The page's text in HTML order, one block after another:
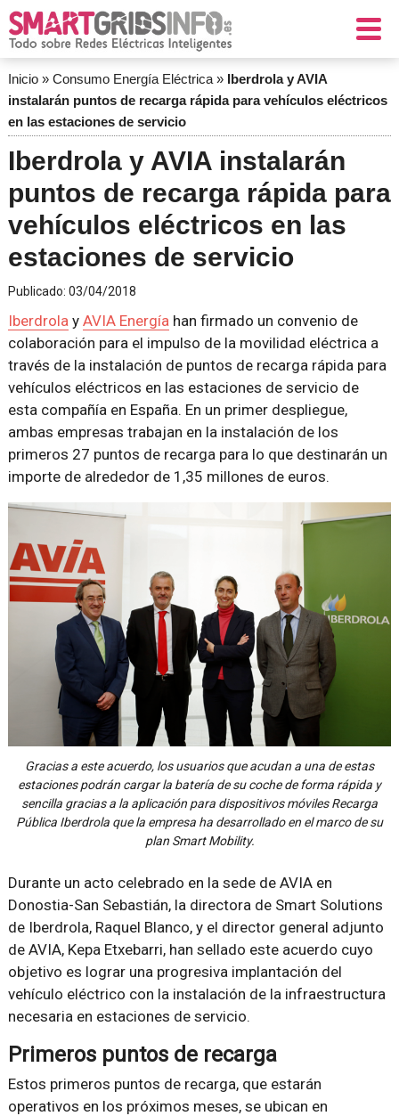
Inicio» Consumo Energía Eléctrica» Iberdrola y AVIA
instalarán puntos de recarga rápida para vehículos eléctricos
en las estaciones de servicio
Iberdrola y AVIA instalarán
puntos de recarga rápida para
vehículos eléctricos en las
estaciones de servicio
Publicado: 03/04/2018
Iberdrolay AVIA Energíahan firmado un convenio de
colaboración para el impulso de la movilidad eléctrica a
través de la instalación de puntos de recarga rápida para
vehículos eléctricos en las estaciones de servicio de
esta compañía en España. En un primer despliegue,
ambas empresas trabajan en la instalación de los
primeros 27 puntos de recarga para lo que destinarán un
importe de alrededor de 1,35 millones de euros.
Gracias a este acuerdo, los usuarios que acudan a una de estas
estaciones podrán cargar la batería de su coche de forma rápida y
sencilla gracias a la aplicación para dispositivos móviles Recarga
Pública Iberdrola que la empresa ha desarrollado en el marco de su
plan Smart Mobility.
Durante un acto celebrado en la sede de AVIA en
Donostia-San Sebastián, la directora de Smart Solutions
de Iberdrola, Raquel Blanco, y el director general adjunto
de AVIA, Kepa Etxebarri, han sellado este acuerdo cuyo
objetivo es lograr una progresiva implantación del
vehículo eléctrico con la instalación de la infraestructura
necesaria en estaciones de servicio.
Primeros puntos de recarga
Estos primeros puntos de recarga, que estarán
operativos en los próximos meses, se ubican en